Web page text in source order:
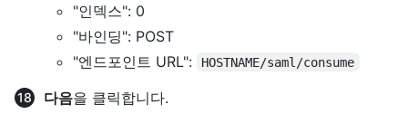
"인덱스": 0
"바인딩": POST
"엔드포인트 URL":
HOSTNAME/saml/consume
다음을 클릭합니다.